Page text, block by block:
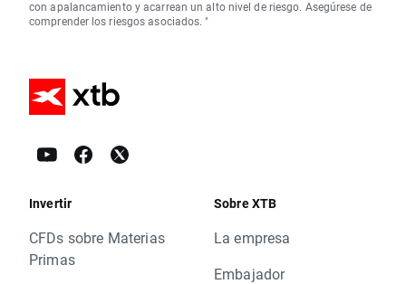
con apalancamiento y acarrean un alto nivel de riesgo. Asegúrese de
comprender los riesgos asociados. "
Invertir
CFDs sobre Materias
Primas
Sobre XTB
La empresa
Embajador